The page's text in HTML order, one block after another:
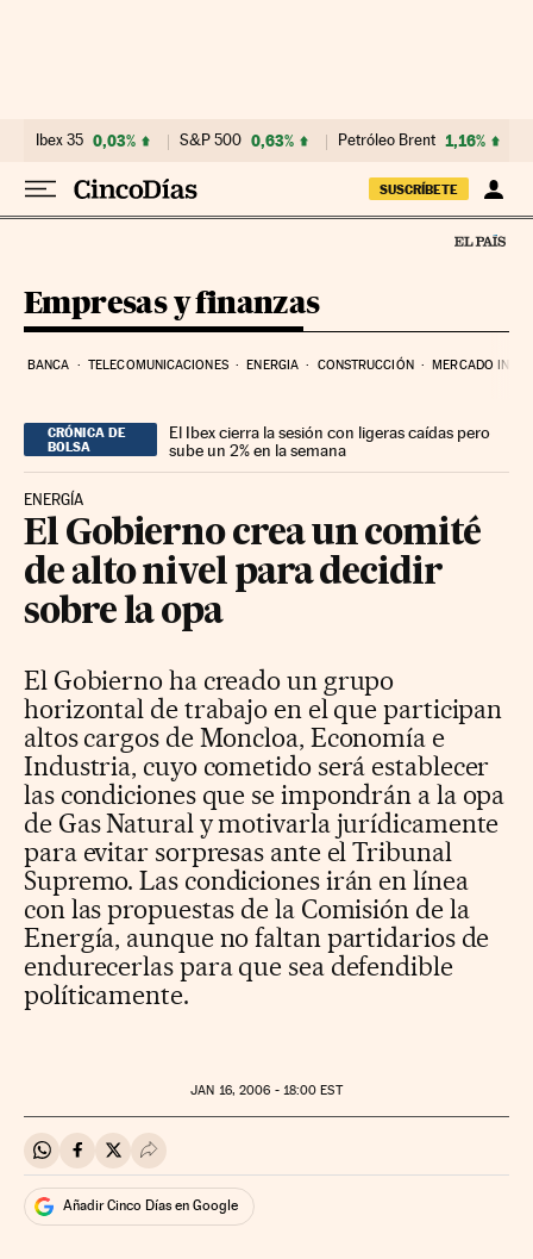
Ibex 35 0,03% S&P 500 0,63% Petróleo Brent 1,16%
SUSCRÍBETE
Empresas y finanzas
BANCA TELECOMUNICACIONES ENERGIA CONSTRUCCIÓN MERCADO
CRÓNICA DE
BOLSA
El Ibex cierra la sesión con ligeras caídas pero
sube un 2% en la semana
ENERGÍA
El Gobierno crea un comité
de alto nivel para decidir
sobre la opa
El Gobierno ha creado un grupo
horizontal de trabajo en el que participan
altos cargos de Moncloa, Economía e
Industria, cuyo cometido será establecer
las condiciones que se impondrán a la opa
de Gas Natural y motivarla jurídicamente
para evitar sorpresas ante el Tribunal
Supremo. Las condiciones irán en línea
con las propuestas de la Comisión de la
Energía, aunque no faltan partidarios de
endurecerlas para que sea defendible
políticamente.
JAN 16, 2006 - 18:00 EST
Compartir en Whatsapp
Compartir en Facebook
Compartir en Twitter
Desplegar Redes Sociales
Añadir Cinco Días en Google